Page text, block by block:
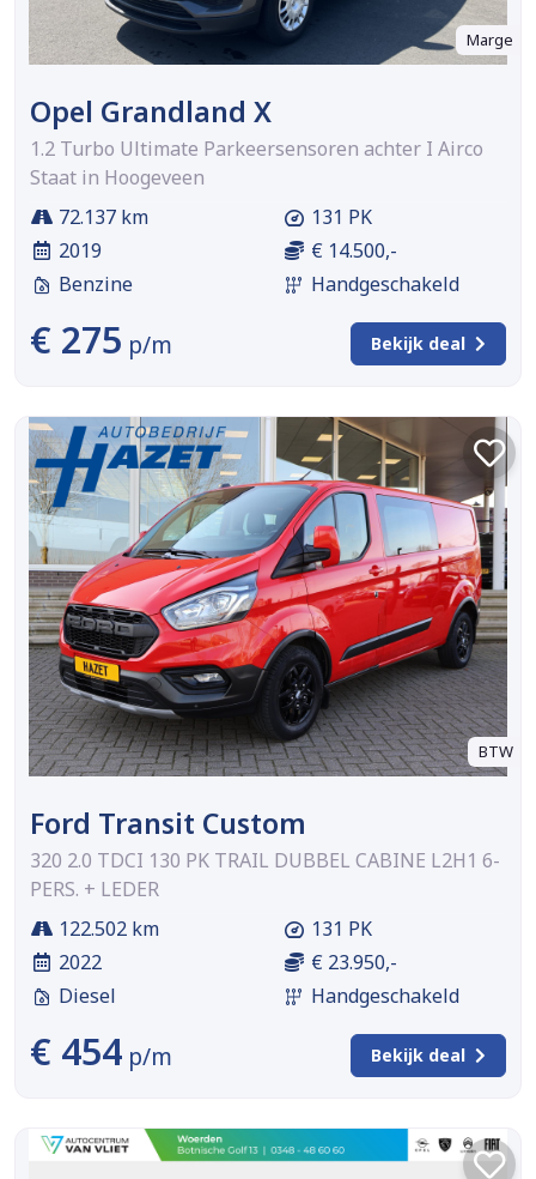
Marge
Opel Grandland X
1.2 Turbo Ultimate Parkeersensoren achter I Airco
Staat in Hoogeveen
72.137 km
2019
Benzine
131 PK
€ 14.500,-
Handgeschakeld
€ 275 p/m Bekijk deal
BTW
Ford Transit Custom
320 2.0 TDCI 130 PK TRAIL DUBBEL CABINE L2H1 6-
PERS. + LEDER
122.502 km
2022
Diesel
131 PK
€ 23.950,-
Handgeschakeld
€ 454 p/m Bekijk deal